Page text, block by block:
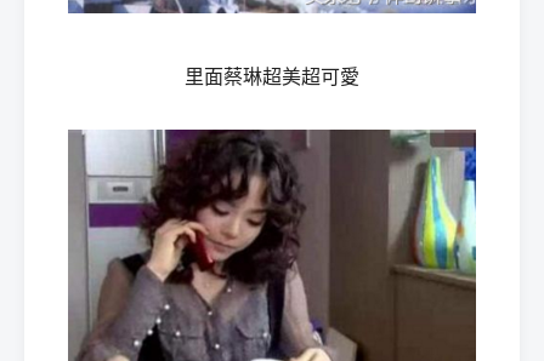
里面蔡琳超美超可愛